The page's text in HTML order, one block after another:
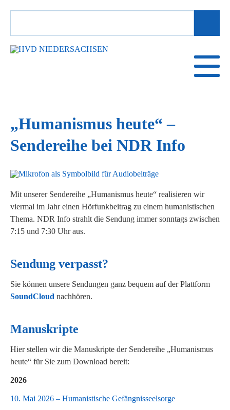
SUCHBEGRIFFE
„Humanismus heute“ –
Sendereihe bei NDR Info
Mit unserer Sendereihe „Humanismus heute“ realisieren wir
viermal im Jahr einen Hörfunkbeitrag zu einem humanistischen
Thema. NDR Info strahlt die Sendung immer sonntags zwischen
7:15 und 7:30 Uhr aus.
Sendung verpasst?
Sie können unsere Sendungen ganz bequem auf der Plattform
SoundCloud nachhören.
Manuskripte
Hier stellen wir die Manuskripte der Sendereihe „Humanismus
heute“ für Sie zum Download bereit:
2026
10. Mai 2026 – Humanistische Gefängnisseelsorge